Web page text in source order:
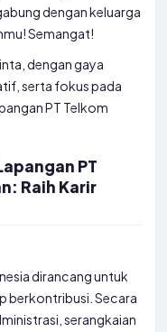
dengan keluarga
Semangat!
dengan gaya
serta fokus pada
PT Telkom
PT
Raih Karir
dirancang untuk
berkontribusi. Secara
serangkaian